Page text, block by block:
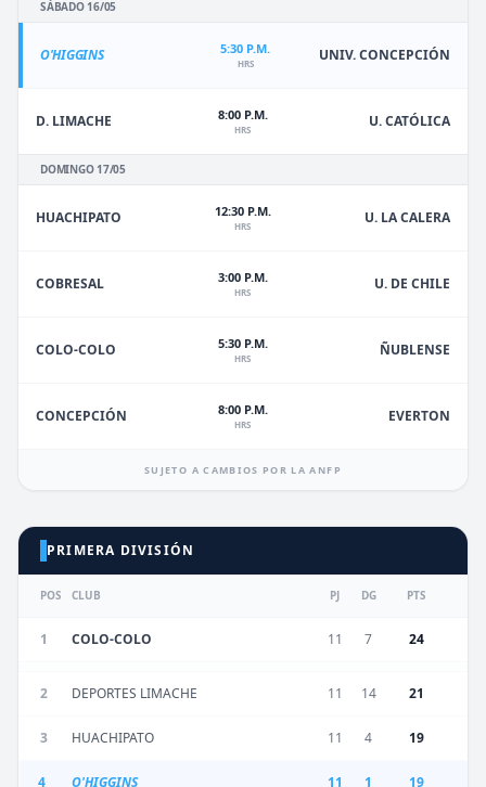
SÁBADO 16/05
O'HIGGINS 5:30 P.M.
HRS UNIV. CONCEPCIÓN
D. LIMACHE 8:00 P.M.
HRS U. CATÓLICA
DOMINGO 17/05
HUACHIPATO 12:30 P.M.
HRS U. LA CALERA
COBRESAL 3:00 P.M.
HRS U. DE CHILE
COLO-COLO 5:30 P.M.
HRS ÑUBLENSE
CONCEPCIÓN 8:00 P.M.
HRS EVERTON
SUJETO A CAMBIOS POR LA ANFP
PRIMERA DIVISIÓN
POS CLUB PJ DG PTS
1 COLO-COLO 11 7 24
2 DEPORTES LIMACHE 11 14 21
3 HUACHIPATO 11 4 19
4 O'HIGGINS 11 1 19